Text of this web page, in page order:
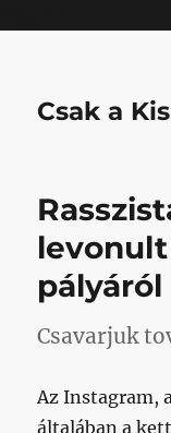
Csak a
pályáról
Csavarjuk
Az Instagram,
általában a